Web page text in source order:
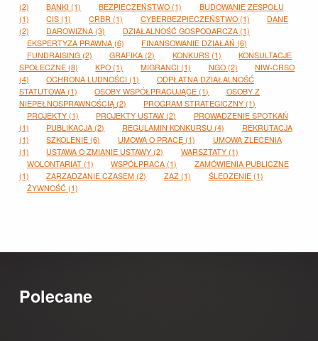
(2)
BANKI (1) BEZPIECZEŃSTWO (1)
BUDOWANIE ZESPOŁU
(1)
CIS (1) CRBR (1) CYBERBEZPIECZEŃSTWO(1)
DANE
(2)
DAROWIZNA (3) DZIAŁALNOŚĆ GOSPODARCZA (1)
EKSPERTYZA PRAWNA(6) FINANSOWANIE DZIAŁAŃ (6)
FUNDRAISING(2) GRAFIKA (2) KONKURS(1)
KONSULTACJE
SPOŁECZNE(8) KPO (1) MIGRANCI (1) NGO(2)
NIW-CRSO
(4)
OCHRONA LUDNOŚCI (1)
ODPŁATNA DZIAŁALNOŚĆ
STATUTOWA(1) OSOBY WSPÓŁPRACUJĄCE (1)
OSOBY Z
NIEPEŁNOSPRAWNOŚCIĄ(2) PROGRAM STRATEGICZNY (1)
PROJEKTY(1) PROJEKTY USTAW (2)
PROWADZENIE SPOTKAŃ
(1)
PUBLIKACJA (2) REGULAMIN KONKURSU (4)
REKRUTACJA
(1)
SZKOLENIE (6) UMOWA O PRACĘ (1)
UMOWA ZLECENIA
(1)
USTAWA O ZMIANIE USTAWY (2) WARSZTATY (1)
WOLONTARIAT(1) WSPÓŁPRACA (1)
ZAMÓWIENIA PUBLICZNE
(1)
ZARZĄDZANIE CZASEM (2) ZAZ (1) ŚLEDZENIE(1)
ŻYWNOŚĆ(1)
Polecane